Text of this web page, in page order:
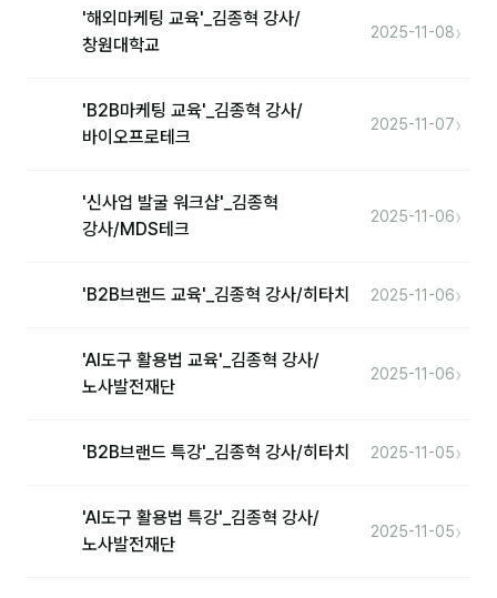
'해외마케팅 교육'_김종혁 강사/
창원대학교
2025-11-08›
'B2B마케팅 교육'_김종혁 강사/
바이오프로테크
2025-11-07›
'신사업 발굴 워크샵'_김종혁
강사/MDS테크
2025-11-06›
'B2B브랜드 교육'_김종혁 강사/히타치 2025-11-06›
'AI도구 활용법 교육'_김종혁 강사/
노사발전재단
2025-11-06›
'B2B브랜드 특강'_김종혁 강사/히타치 2025-11-05›
'AI도구 활용법 특강'_김종혁 강사/
노사발전재단
2025-11-05›